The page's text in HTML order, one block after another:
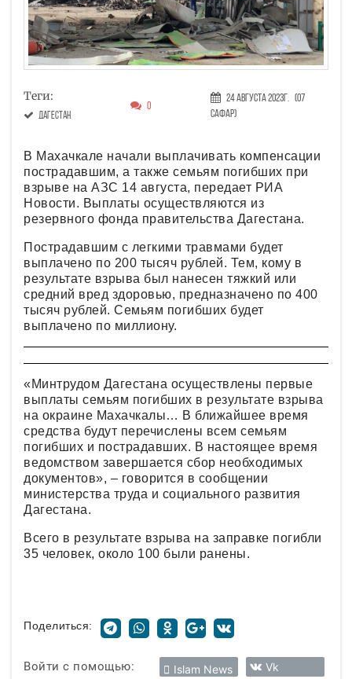
Теги:
Дагестан
0
24 Августа 2023г.
(07
Сафар)
В Махачкале начали выплачивать компенсации
пострадавшим, а также семьям погибших при
взрыве на АЗС 14 августа, передает РИА
Новости. Выплаты осуществляются из
резервного фонда правительства Дагестана.
Пострадавшим с легкими травмами будет
выплачено по 200 тысяч рублей. Тем, кому в
результате взрыва был нанесен тяжкий или
средний вред здоровью, предназначено по 400
тысяч рублей. Семьям погибших будет
выплачено по миллиону.
«Минтрудом Дагестана осуществлены первые
выплаты семьям погибших в результате взрыва
на окраине Махачкалы… В ближайшее время
средства будут перечислены всем семьям
погибших и пострадавших. В настоящее время
ведомством завершается сбор необходимых
документов», – говорится в сообщении
министерства труда и социального развития
Дагестана.
Всего в результате взрыва на заправке погибли
35 человек, около 100 были ранены.
Поделиться:
Войти с помощью: Islam News Vk